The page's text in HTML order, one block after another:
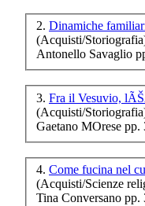
La
ed
presente fase.
Acquista ora...
A feed could not be
http://www.lastampa.it/
2. Dinamiche
(Acquisti/
Antonello Savaglio
3.
(Acquisti/
Gaetano MOrese pp.
4. Come fucina nel
(Acquisti/Scienze
Tina Conversano pp.